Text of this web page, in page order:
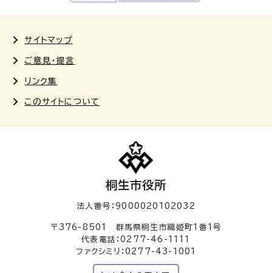
サイトマップ
ご意見・提言
リンク集
このサイトについて
桐生市役所
法人番号：9000020102032
〒376-8501 群馬県桐生市織姫町1番1号
代表電話：0277-46-1111
ファクシミリ：0277-43-1001